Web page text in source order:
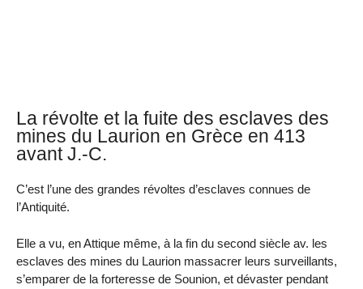
La révolte et la fuite des esclaves des
mines du Laurion en Grèce en 413
avant J.-C.
C’est l’une des grandes révoltes d’esclaves connues de
l’Antiquité.
Elle a vu, en Attique même, à la fin du second siècle av. les
esclaves des mines du Laurion massacrer leurs surveillants,
s’emparer de la forteresse de Sounion, et dévaster pendant